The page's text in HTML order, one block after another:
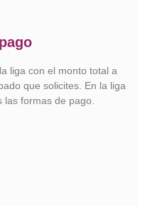
liga con el monto total a
que solicites. En la liga
formas de pago.